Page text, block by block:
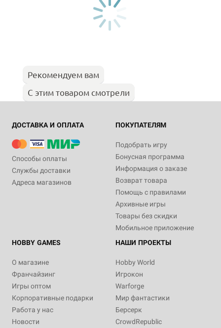
Рекомендуем вам
С этим товаром смотрели
ДОСТАВКА И ОПЛАТА
Способы оплаты
Службы доставки
Адреса магазинов
ПОКУПАТЕЛЯМ
Подобрать игру
Бонусная программа
Информация о заказе
Возврат товара
Помощь с правилами
Архивные игры
Товары без скидки
Мобильное приложение
HOBBY GAMES
О магазине
Франчайзинг
Игры оптом
Корпоративные подарки
Работа у нас
Новости
НАШИ ПРОЕКТЫ
Hobby World
Игрокон
Warforge
Мир фантастики
Берсерк
CrowdRepublic